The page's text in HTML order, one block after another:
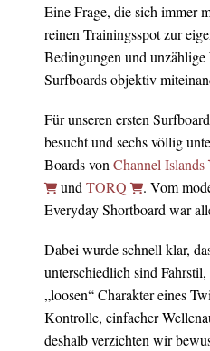
Eine Frage, die sich immer
reinen Trainingsspot zur
Bedingungen und
Surfboards objektiv
Für unseren ersten
besucht und sechs völlig
Boards von Channel Islands
und TORQ
. Vom
Everyday Shortboard war
Dabei wurde schnell klar,
unterschiedlich sind
„loosen“ Charakter eines
Kontrolle, einfacher
deshalb verzichten wir